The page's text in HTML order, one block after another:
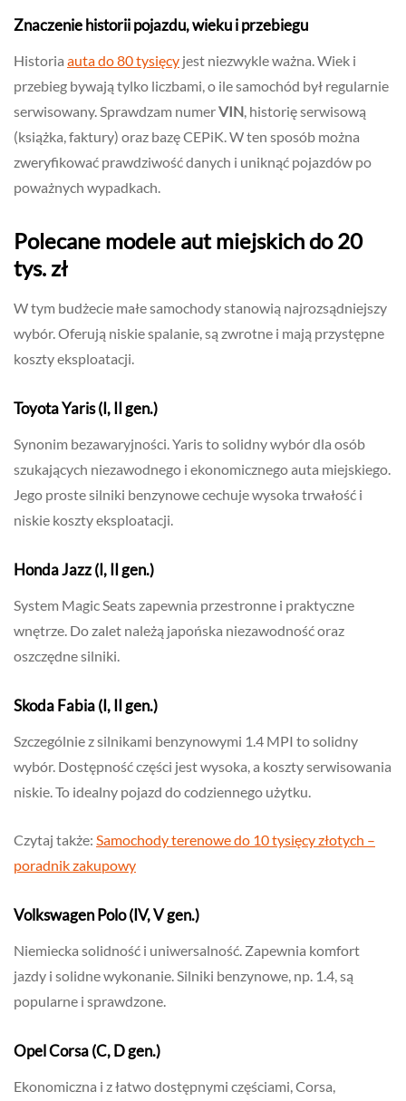
Znaczenie historii pojazdu, wieku i przebiegu
Historia auta do 80 tysięcy jest niezwykle ważna. Wiek i
przebieg bywają tylko liczbami, o ile samochód był regularnie
serwisowany. Sprawdzam numerVIN , historię serwisową
(książka, faktury) oraz bazę CEPiK. W ten sposób można
zweryfikować prawdziwość danych i uniknąć pojazdów po
poważnych wypadkach.
Polecane modele aut miejskich do 20
tys. zł
W tym budżecie małe samochody stanowią najrozsądniejszy
wybór. Oferują niskie spalanie, są zwrotne i mają przystępne
koszty eksploatacji.
Toyota Yaris (I, II gen.)
Synonim bezawaryjności. Yaris to solidny wybór dla osób
szukających niezawodnego i ekonomicznego auta miejskiego.
Jego proste silniki benzynowe cechuje wysoka trwałość i
niskie koszty eksploatacji.
Honda Jazz (I, II gen.)
System Magic Seats zapewnia przestronne i praktyczne
wnętrze. Do zalet należą japońska niezawodność oraz
oszczędne silniki.
Skoda Fabia (I, II gen.)
Szczególnie z silnikami benzynowymi 1.4 MPI to solidny
wybór. Dostępność części jest wysoka, a koszty serwisowania
niskie. To idealny pojazd do codziennego użytku.
Czytaj także: Samochody terenowe do 10 tysięcy złotych –
poradnik zakupowy
Volkswagen Polo (IV, V gen.)
Niemiecka solidność i uniwersalność. Zapewnia komfort
jazdy i solidne wykonanie. Silniki benzynowe, np. 1.4, są
popularne i sprawdzone.
Opel Corsa (C, D gen.)
Ekonomiczna i z łatwo dostępnymi częściami, Corsa,